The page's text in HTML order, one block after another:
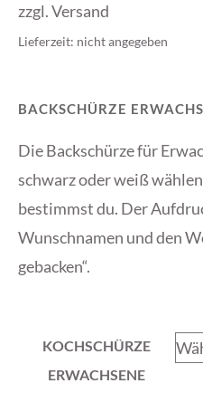
zzgl.Versand
Lieferzeit: nicht angegeben
BACKSCHÜRZE
Die Backschürze für
schwarz oder weiß
bestimmst du. Der
Wunschnamen und den
gebacken“.
KOCHSCHÜRZE
ERWACHSENE